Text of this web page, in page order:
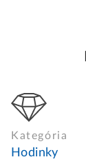
Kategória
Hodinky